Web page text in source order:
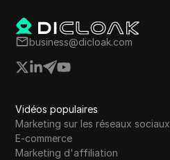
business@dicloak.com
Vidéos populaires
Marketing sur les réseaux sociaux
E-commerce
Marketing d'affiliation